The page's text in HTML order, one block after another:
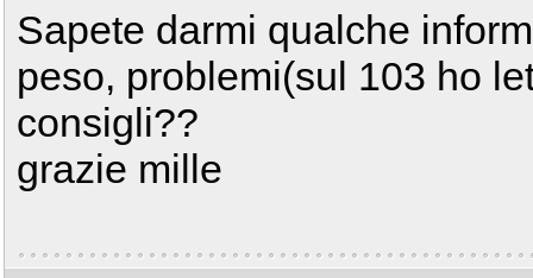
Sapete darmi qualche
peso, problemi(sul 103 ho
consigli??
grazie mille